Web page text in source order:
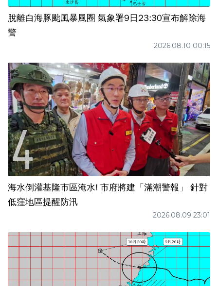
脫離白海豚颱風暴風圈 氣象署9日23:30宣布解除海
警
2026.08.10 00:15
海水倒灌基隆市區淹水! 市府將建「滿潮警報」 針對
低窪地區提醒防汛
2026.08.09 23:01